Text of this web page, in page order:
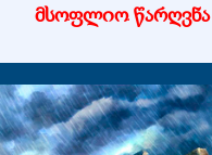
მსოფლიო წარღვნა